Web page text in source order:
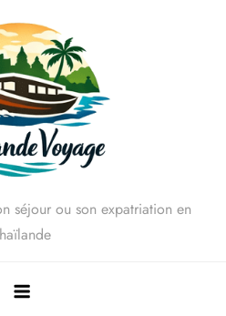
séjour ou son expatriation en